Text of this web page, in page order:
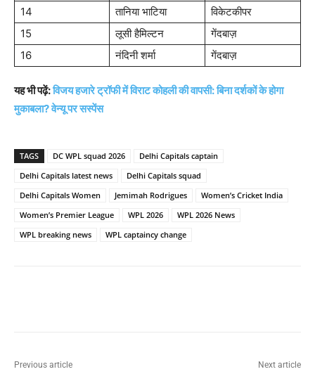
14 तानिया भाटिया
विकेटकीपर
15
लूसी हैमिल्टन
गेंदबाज़
16
नंदिनी शर्मा गेंदबाज़
यह भी पढ़ें:विजय हजारे ट्रॉफी में विराट कोहली की वापसी: बिना दर्शकों के होगा
मुकाबला? वेन्यू पर सस्पेंस
TAGS DC WPL squad 2026
Delhi Capitals captain
Delhi Capitals latest news
Delhi Capitals squad
Delhi Capitals Women
Jemimah Rodrigues
Women’s Cricket India
Women’s Premier League
WPL 2026
WPL 2026 News
WPL breaking news
WPL captaincy change
Previous article Next article